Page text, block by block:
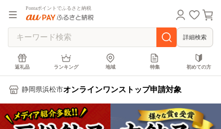
Pontaポイントでふるさと納税
詳細検索
返礼品 ランキング 地域 特集 初めての方
静岡県浜松市オンラインワンストップ申請対象